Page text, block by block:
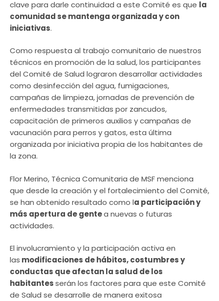
clave para darle continuidad a este Comité es que la
comunidad se mantenga organizada y con
iniciativas.
Como respuesta al trabajo comunitario de nuestros
técnicos en promoción de la salud, los participantes
del Comité de Salud lograron desarrollar actividades
como desinfección del agua, fumigaciones,
campañas de limpieza, jornadas de prevención de
enfermedades transmitidas por zancudos,
capacitación de primeros auxilios y campañas de
vacunación para perros y gatos, esta última
organizada por iniciativa propia de los habitantes de
la zona.
Flor Merino, Técnica Comunitaria de MSF menciona
que desde la creación y el fortalecimiento del Comité,
se han obtenido resultado como la participación y
más apertura de gentea nuevas o futuras
actividades.
El involucramiento y la participación activa en
las modificaciones de hábitos, costumbres y
conductas que afectan la salud de los
habitantesserán los factores para que este Comité
de Salud se desarrolle de manera exitosa